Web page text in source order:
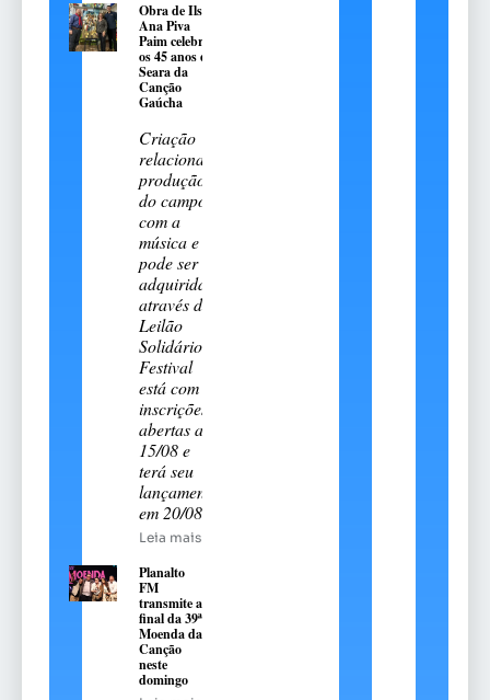
Obra de Ilse
Ana Piva
Paim celebra
os 45 anos da
Seara da
Canção
Gaúcha
Criação
relaciona a
produção
do campo
com a
música e
pode ser
adquirida
através do
Leilão
Solidário.
Festival
está com
inscrições
abertas até
15/08 e
terá seu
lançamento
em 20/08
Leia mais
Planalto
FM
transmite a
final da 39ª
Moenda da
Canção
neste
domingo